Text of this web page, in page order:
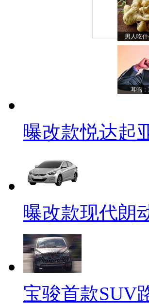
男人吃
耳鸣
曝改款悦达起
曝改款现代朗
宝骏首款SUV